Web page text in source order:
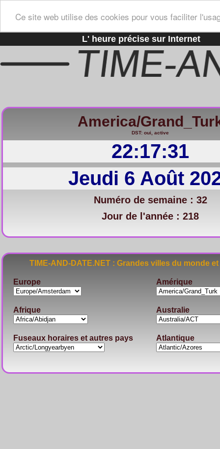
Ce site web utilise des cookies pour vous faciliter
L' heure précise sur Internet
America/
DST: oui, active
22:17:32
Jeudi 6 Août
Numéro de semaine : 32
Jour de l'année : 218
TIME-AND-DATE.NET : Grandes villes du
Europe Amérique
Afrique Australie
Fuseaux horaires et autres pays Atlantique